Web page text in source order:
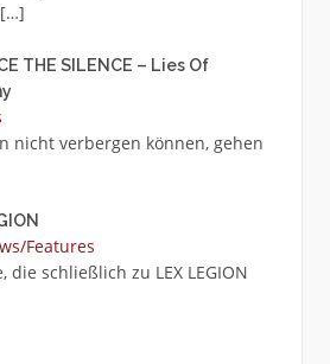
[…]
THE SILENCE – Lies Of
nicht verbergen können, gehen
Features
die schließlich zu LEX LEGION